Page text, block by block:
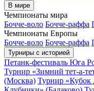
В мире
Чемпионаты мира
Бочче-воло Бочче-раффа
Чемпионаты Европы
Бочче-воло Бочче-раффа
Турниры с историей
Петанк-фестиваль Юга
Турнир «Зимний тет-а-
(Москва) Турнир «Кубок